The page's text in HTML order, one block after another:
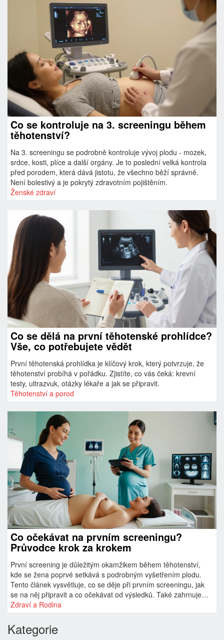
Co se kontroluje na 3. screeningu během
těhotenství?
Na 3. screeningu se podrobně kontroluje vývoj plodu - mozek,
srdce, kosti, plíce a další orgány. Je to poslední velká kontrola
před porodem, která dává jistotu, že všechno běží správně.
Není bolestivý a je pokrytý zdravotním pojištěním.
Ženské zdraví
Co se dělá na první těhotenské prohlídce?
Vše, co potřebujete vědět
První těhotenská prohlídka je klíčový krok, který potvrzuje, že
těhotenství probíhá v pořádku. Zjistíte, co vás čeká: krevní
testy, ultrazvuk, otázky lékaře a jak se připravit.
Těhotenství a porod
Co očekávat na prvním screeningu?
Průvodce krok za krokem
První screening je důležitým okamžikem během těhotenství,
kde se žena poprvé setkává s podrobným vyšetřením plodu.
Tento článek vysvětluje, co se děje při prvním screeningu, jak
se na něj připravit a co očekávat od výsledků. Také zahrnuje
rady a tipy pro budoucí maminky, aby se cítily klidně a
Zdraví a Rodina
Kategorie